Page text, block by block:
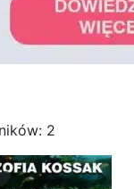
2
według
najnowszych